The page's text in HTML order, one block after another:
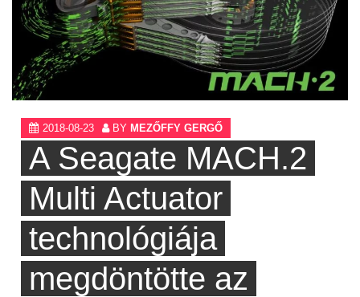
2018-08-23 BY MEZŐFFY GERGŐ
A Seagate MACH.2
Multi Actuator
technológiája
megdöntötte az